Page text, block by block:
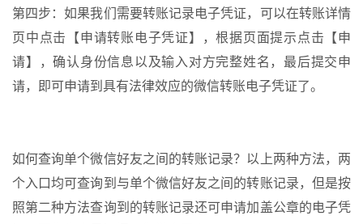
第四步：如果我们需要转账记录电子凭证，可以在转账详情
页中点击【申请转账电子凭证】，根据页面提示点击【申
请】，确认身份信息以及输入对方完整姓名，最后提交申
请，即可申请到具有法律效应的微信转账电子凭证了。
如何查询单个微信好友之间的转账记录？以上两种方法，两
个入口均可查询到与单个微信好友之间的转账记录，但是按
照第二种方法查询到的转账记录还可申请加盖公章的电子凭